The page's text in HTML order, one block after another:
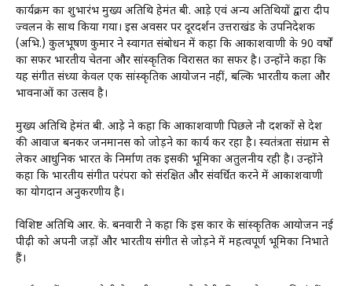
कार्यक्रम का शुभारंभ मुख्य अतिथि हेमंत बी. आड़े एवं अन्य अतिथियों द्वारा दीप
प्रज्वलन के साथ किया गया। इस अवसर पर दूरदर्शन उत्तराखंड के उपनिदेशक
(अभि.) कुलभूषण कुमार ने स्वागत संबोधन में कहा कि आकाशवाणी के 90 वर्षों
का सफर भारतीय चेतना और सांस्कृतिक विरासत का सफर है। उन्होंने कहा कि
यह संगीत संध्या केवल एक सांस्कृतिक आयोजन नहीं, बल्कि भारतीय कला और
भावनाओं का उत्सव है।
मुख्य अतिथि हेमंत बी. आड़े ने कहा कि आकाशवाणी पिछले नौ दशकों से देश
की आवाज बनकर जनमानस को जोड़ने का कार्य कर रहा है। स्वतंत्रता संग्राम से
लेकर आधुनिक भारत के निर्माण तक इसकी भूमिका अतुलनीय रही है। उन्होंने
कहा कि भारतीय संगीत परंपरा को संरक्षित और संवर्धित करने में आकाशवाणी
का योगदान अनुकरणीय है।
विशिष्ट अतिथि आर. के. बनवारी ने कहा कि इस प्रकार के सांस्कृतिक आयोजन नई
पीढ़ी को अपनी जड़ों और भारतीय संगीत से जोड़ने में महत्वपूर्ण भूमिका निभाते
हैं।